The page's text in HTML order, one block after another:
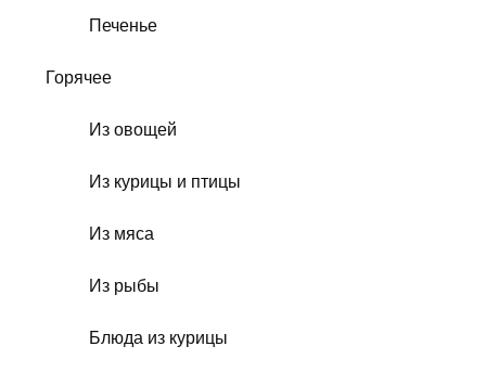
Печенье
Горячее
Из овощей
Из курицы и птицы
Из мяса
Из рыбы
Блюда из курицы